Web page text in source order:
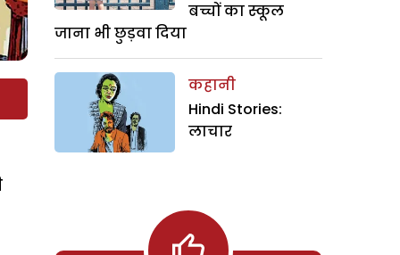
बच्चों का स्कूल
जाना भी छुड़वा दिया
कहानी
Hindi Stories:
लाचार